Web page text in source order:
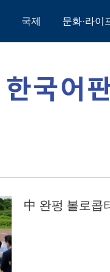
국제 문화·라이
中 완펑 볼로콥